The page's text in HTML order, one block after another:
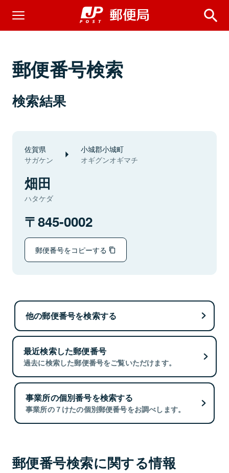
郵便番号検索
検索結果
佐賀県
サガケン
小城郡小城町
オギグンオギマチ
畑田
ハタケダ
845-0002
郵便番号をコピーする
他の郵便番号を検索する
最近検索した郵便番号
過去に検索した郵便番号をご覧いただけます。
事業所の個別番号を検索する
事業所の７けたの個別郵便番号をお調べします。
郵便番号検索に関する情報